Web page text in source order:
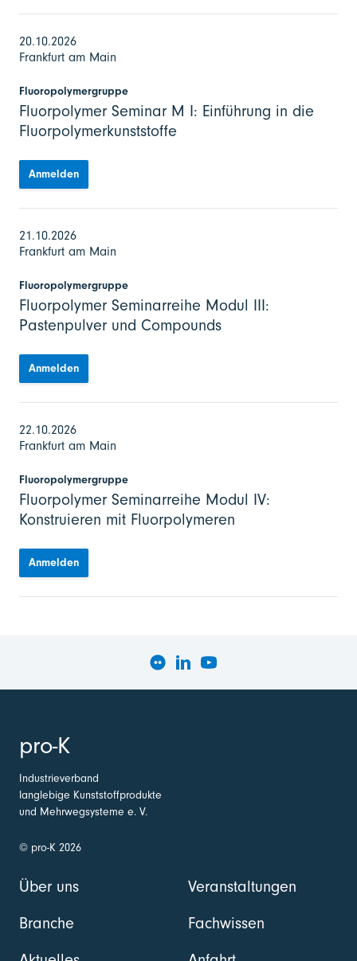
20.10.2026
Frankfurt am Main
Fluoropolymergruppe
Fluorpolymer Seminar M I: Einführung in die
Fluorpolymerkunststoffe
Anmelden
21.10.2026
Frankfurt am Main
Fluoropolymergruppe
Fluorpolymer Seminarreihe Modul III:
Pastenpulver und Compounds
Anmelden
22.10.2026
Frankfurt am Main
Fluoropolymergruppe
Fluorpolymer Seminarreihe Modul IV:
Konstruieren mit Fluorpolymeren
Anmelden
pro-K
Industrieverband
langlebige Kunststoffprodukte
und Mehrwegsysteme e. V.
© pro-K 2026
Über uns
Branche
Veranstaltungen
Fachwissen